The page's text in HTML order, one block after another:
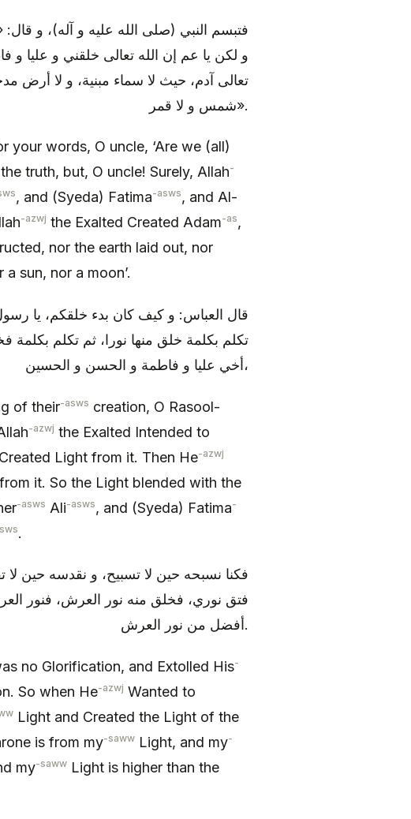
فتبسم النبي (صلى الله عليه و آله)، و
و لكن يا عم إن الله تعالى خلقني و عليا
تعالى آدم، حيث لا سماء مبنية، و لا أرض
شمس و لا قمر».
your words, O uncle, ‘Are we (all)
truth, but, O uncle! Surely, Allah-
, and (Syeda) Fatima-asws, and Al-
-azwj the Exalted Created Adam-as,
nor the earth laid out, nor
sun, nor a moon’.
قال العباس: و كيف كان بدء خلقكم، يا رسول
تكلم بكلمة خلق منها نورا، ثم تكلم بكلمة
أخي عليا و فاطمة و الحسن و الحسين،
of their-asws creation, O Rasool-
-azwj the Exalted Intended to
Light from it. Then He-azwj
it. So the Light blended with the
-asws Ali-asws, and (Syeda) Fatima-
.
فكنا نسبحه حين لا تسبيح، و نقدسه حين لا
فتق نوري، فخلق منه نور العرش، فنور
أفضل من نور العرش.
no Glorification, and Extolled His-
So when He-azwj Wanted to
Light and Created the Light of the
is from my-saww Light, and my-
my-saww Light is higher than the